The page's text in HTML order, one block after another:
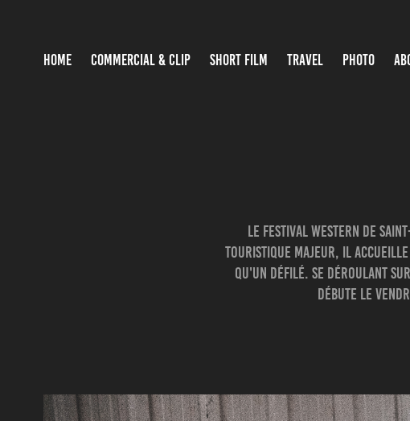
HOME COMMERCIAL & CLIP SHORT FILM TRAVEL PHOTO
Le festival western de
touristique majeur, il accueille
qu'un défilé. Se déroulant
débute le